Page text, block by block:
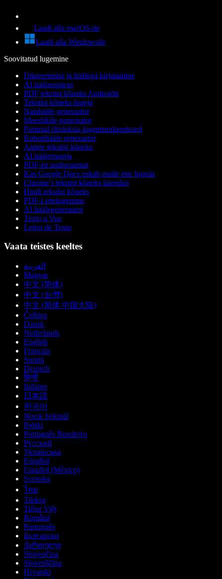
Laadi alla macOS-ile
Laadi alla Windowsile
Soovitatud lugemine
Dikteerimine ja häälega kirjutamine
AI häälassistent
PDF tekstist kõneks Androidis
Tekstist kõneks lugeja
Naishääle generaator
Meeshääle generaator
Parimad düsleksia lugemisrakendused
Robotihääle generaator
Anime tekstist kõneks
AI häälemuutja
PDF-ist audioraamat
Kas Google Docs oskab mulle ette lugeda
Chrome’i tekstist kõneks laiendus
Hindi tekstist kõneks
PDF-i ettelugemine
AI häälegeneraator
Texto a Voz
Leitor de Texto
Vaata teistes keeltes
العربية
Magyar
中文 (简体)
中文 (台灣)
中文 (简体 中国大陆)
Čeština
Dansk
Nederlands
English
Français
Suomi
Deutsch
हिन्दी
Italiano
日本語
한국어
Norsk bokmål
Polski
Português Brasileiro
Русский
Українська
Español
Español (México)
Svenska
ไทย
Türkçe
Tiếng Việt
Română
Português
Български
ქართული
Slovenčina
Slovenščina
Hrvatski